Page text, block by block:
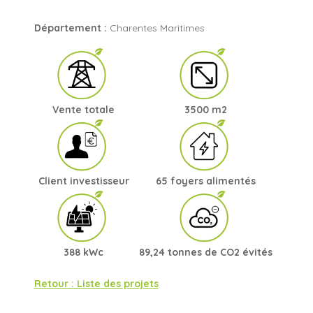
Département : Charentes Maritimes
Vente totale
Client investisseur
388 kWc
3500 m2
65 foyers alimentés
89,24 tonnes de CO2 évités
Retour : Liste des projets